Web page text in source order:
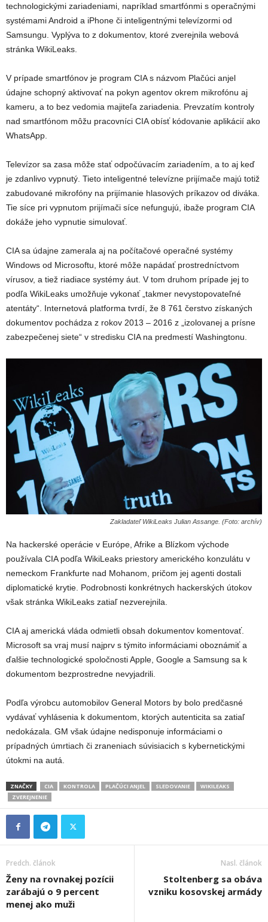
technologickými zariadeniami, napríklad smartfónmi s operačnými
systémami Android a iPhone či inteligentnými televízormi od
Samsungu. Vyplýva to z dokumentov, ktoré zverejnila webová
stránka WikiLeaks.
V prípade smartfónov je program CIA s názvom Plačúci anjel
údajne schopný aktivovať na pokyn agentov okrem mikrofónu aj
kameru, a to bez vedomia majiteľa zariadenia. Prevzatím kontroly
nad smartfónom môžu pracovníci CIA obísť kódovanie aplikácií ako
WhatsApp.
Televízor sa zasa môže stať odpočúvacím zariadením, a to aj keď
je zdanlivo vypnutý. Tieto inteligentné televízne prijímače majú totiž
zabudované mikrofóny na prijímanie hlasových príkazov od diváka.
Tie síce pri vypnutom prijímači síce nefungujú, ibaže program CIA
dokáže jeho vypnutie simulovať.
CIA sa údajne zamerala aj na počítačové operačné systémy
Windows od Microsoftu, ktoré môže napádať prostredníctvom
vírusov, a tiež riadiace systémy áut. V tom druhom prípade jej to
podľa WikiLeaks umožňuje vykonať „takmer nevystopovateľné
atentáty“. Internetová platforma tvrdí, že 8 761 čerstvo získaných
dokumentov pochádza z rokov 2013 – 2016 z „izolovanej a prísne
zabezpečenej siete“ v stredisku CIA na predmestí Washingtonu.
Zakladateľ WikiLeaks Julian Assange. (Foto: archív)
Na hackerské operácie v Európe, Afrike a Blízkom východe
používala CIA podľa WikiLeaks priestory amerického konzulátu v
nemeckom Frankfurte nad Mohanom, pričom jej agenti dostali
diplomatické krytie. Podrobnosti konkrétnych hackerských útokov
však stránka WikiLeaks zatiaľ nezverejnila.
CIA aj americká vláda odmietli obsah dokumentov komentovať.
Microsoft sa vraj musí najprv s týmito informáciami oboznámiť a
ďalšie technologické spoločnosti Apple, Google a Samsung sa k
dokumentom bezprostredne nevyjadrili.
Podľa výrobcu automobilov General Motors by bolo predčasné
vydávať vyhlásenia k dokumentom, ktorých autenticita sa zatiaľ
nedokázala. GM však údajne nedisponuje informáciami o
prípadných úmrtiach či zraneniach súvisiacich s kybernetickými
útokmi na autá.
ZNAČKY CIA KONTROLA PLAČÚCI ANJEL SLEDOVANIE
WIKILEAKS
ZVEREJNENIE
Predch. článok
Ženy na rovnakej pozícii
zarábajú o 9 percent
menej ako muži
Nasl. článok
Stoltenberg sa obáva
vzniku kosovskej armády